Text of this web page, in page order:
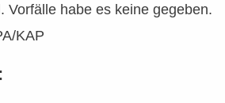
Vorfälle habe es keine gegeben.
KAP